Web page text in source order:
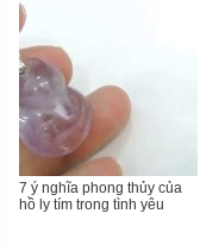
7 ý nghĩa phong thủy của
hồ ly tím trong tình yêu